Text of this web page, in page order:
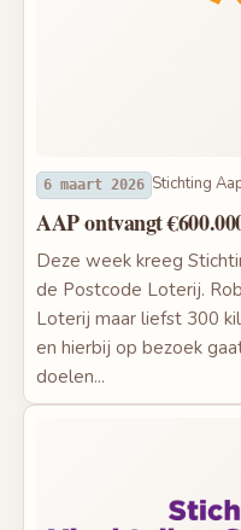
6 maart 2026 Stichting
AAP ontvangt
Deze week kreeg
de Postcode Loterij.
Loterij maar liefst 300
en hierbij op bezoek
doelen...